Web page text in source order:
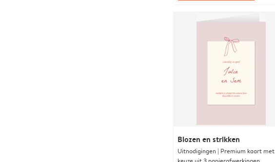
Blozen en strikken
Uitnodigingen | Premium kaart met